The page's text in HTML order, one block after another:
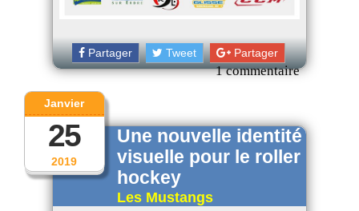
Partager Tweet Partager
1 commentaire
2019
Janvier
25
Une nouvelle identité
visuelle pour le roller
hockey
Les Mustangs